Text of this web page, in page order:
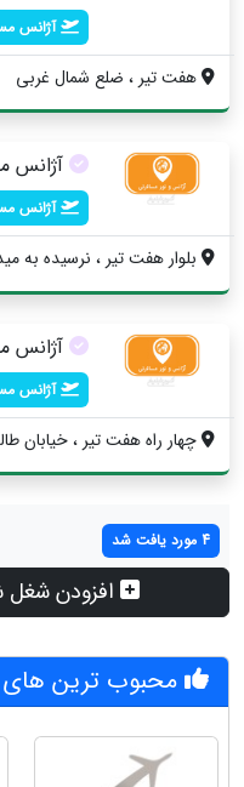
آژانس
هفت تير ، ضلع شمال غربی
آژانس
آژانس
بلوار هفت تیر ، نرسیده به
آژانس
آژانس
چهار راه هفت تیر ، خیابان
4 مورد یافت شد
افزودن شغل
محبوب ترین